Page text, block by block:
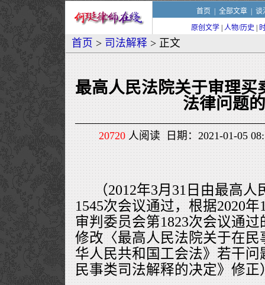
首页 全部文章| 谈
原创文学 人物/历史
首页 > 司法解释 > 正文
最高人民法院关于审理买
法律问题
20720 人阅读 日期：2021-01-05
（2012年3月31日由最高
1545次会议通过，根据2020
审判委员会第1823次会议通
修改〈最高人民法院关于在
华人民共和国工会法》若干
民事类司法解释的决定》修正